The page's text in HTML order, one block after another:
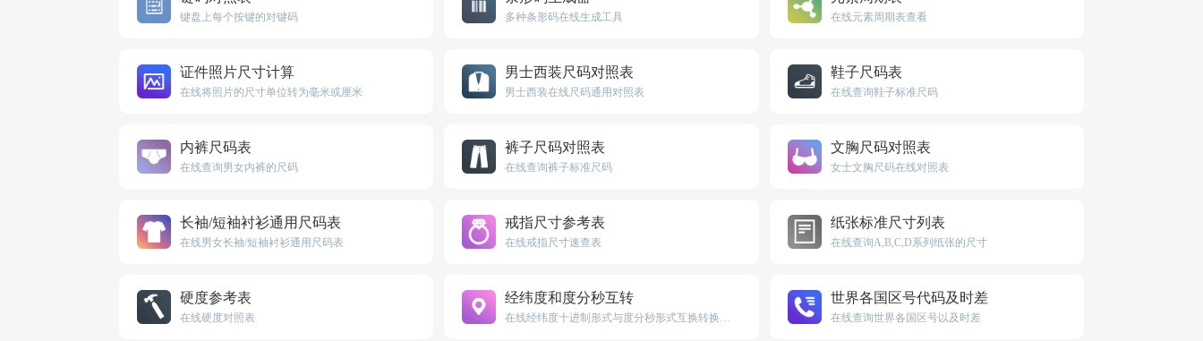
键盘上每个按键的对键码 多种条形码在线生成工具 在线元素周期表查看
证件照片尺寸计算
在线将照片的尺寸单位转为毫米或厘米
男士西装尺码对照表
男士西装在线尺码通用对照表
鞋子尺码表
在线查询鞋子标准尺码
内裤尺码表
在线查询男女内裤的尺码
裤子尺码对照表
在线查询裤子标准尺码
文胸尺码对照表
女士文胸尺码在线对照表
长袖/短袖衬衫通用尺码表
在线男女长袖/短袖衬衫通用尺码表
戒指尺寸参考表
在线戒指尺寸速查表
纸张标准尺寸列表
在线查询A,B,C,D系列纸张的尺寸
硬度参考表
在线硬度对照表
经纬度和度分秒互转 世界各国区号代码及时差
在线查询世界各国区号以及时差